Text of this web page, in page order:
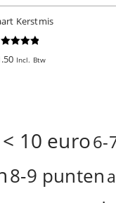
Kerstmis
Incl. Btw
< 10 euro6-
8-9 punten